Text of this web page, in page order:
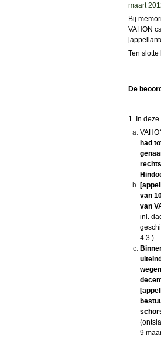
maart
Bij
VAHON
Ten
De
1. In
had
van
van
inl.
4.3.).
9